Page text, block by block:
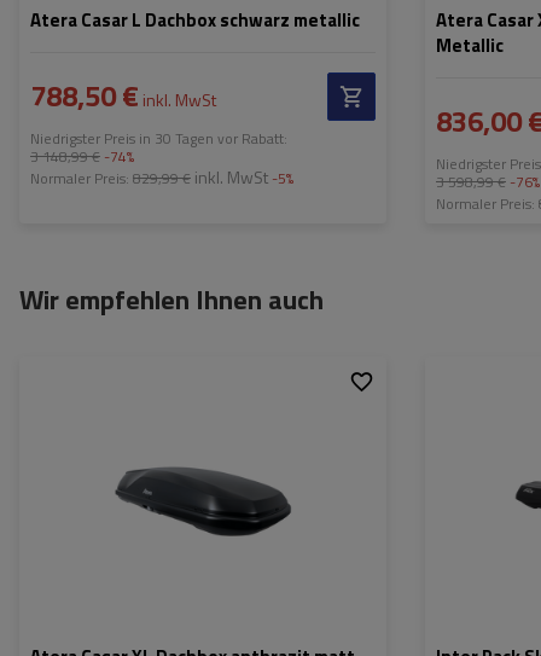
Atera Casar L Dachbox schwarz metallic
788,50 € inkl. MwSt
Niedrigster Preis in 30 Tagen vor Rabatt:
3 148,99 € -74%
Normaler Preis: 829,99 € inkl. MwSt -5%
Atera Casar
Metallic
836,00
Niedrigster
3 598,99 € -76%
Normaler Preis:
Wir empfehlen Ihnen auch
Beidseitig
anthrazit matt